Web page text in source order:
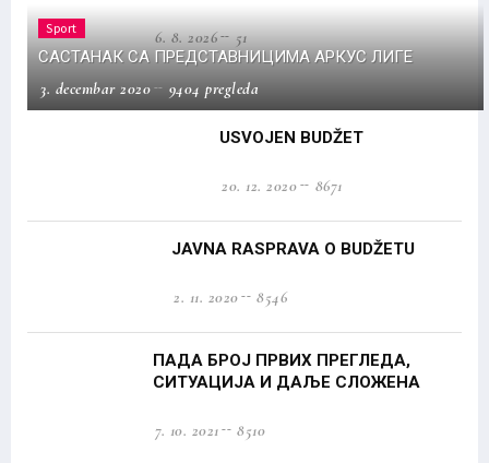
6. 8. 2026 51
Sport
САСТАНАК СА ПРЕДСТАВНИЦИМА АРКУС ЛИГЕ
3. decembar 2020
9404 pregleda
USVOJEN BUDŽET
20. 12. 2020 8671
JAVNA RASPRAVA O BUDŽETU
2. 11. 2020 8546
ПАДА БРОЈ ПРВИХ ПРЕГЛЕДА,
СИТУАЦИЈА И ДАЉЕ СЛОЖЕНА
7. 10. 2021 8510